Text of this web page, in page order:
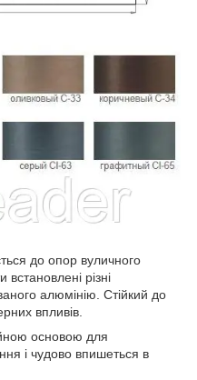
до опор вуличного
різні
алюмінію. Стійкий до
впливів.
основою для
і чудово впишеться в